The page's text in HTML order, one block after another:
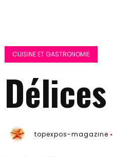
CUISINE ET GASTRONOMIE
topexpos-magazine